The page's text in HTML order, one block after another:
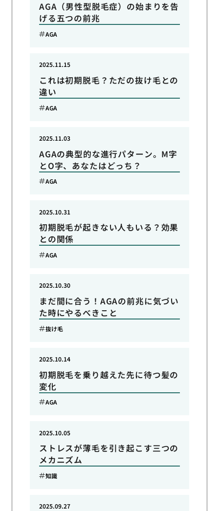
AGA（男性型脱毛症）の始まりを告
げる五つの前兆
AGA
これは初期脱毛？ただの抜け毛との
違い
2025.11.15
AGA
AGAの典型的な進行パターン。M字
とO字、あなたはどっち？
2025.11.03
AGA
初期脱毛が起きない人もいる？効果
との関係
2025.10.31
AGA
まだ間に合う！AGAの前兆に気づい
た時にやるべきこと
2025.10.30
抜け毛
初期脱毛を乗り越えた先に待つ髪の
変化
2025.10.14
AGA
ストレスが薄毛を引き起こす三つの
メカニズム
2025.10.05
知識
2025.09.27